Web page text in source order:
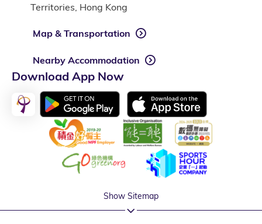
Territories, Hong Kong
Map & Transportation
Nearby Accommodation
Download App Now
Show Sitemap